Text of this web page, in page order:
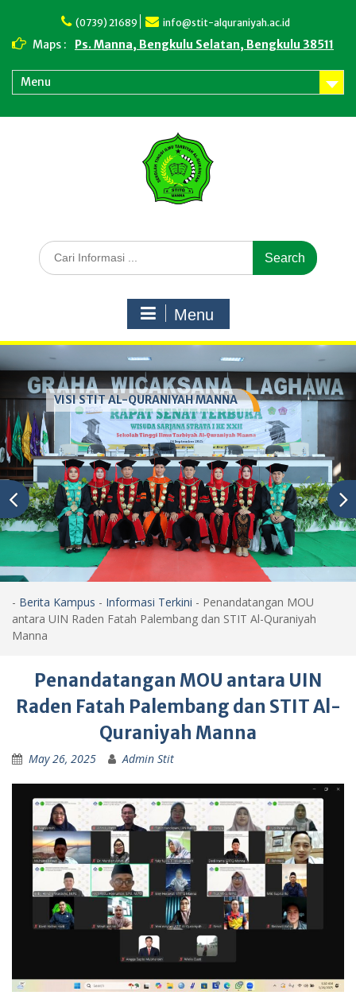
content
(0739) 21689 info@stit-alquraniyah.ac.id
Maps : Ps. Manna, Bengkulu Selatan, Bengkulu 38511
Menu
Search
for:
Menu
VISI STIT AL-QURANIYAH MANNA
- Berita Kampus - Informasi Terkini - Penandatangan MOU
antara UIN Raden Fatah Palembang dan STIT Al-Quraniyah
Manna
Penandatangan MOU antara UIN
Raden Fatah Palembang dan STIT Al-
Quraniyah Manna
May 26, 2025 Admin Stit